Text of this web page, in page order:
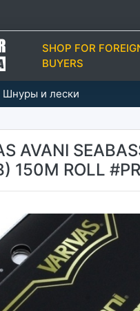
SHOP FOR
BUYERS
Шнуры и лески
AVANI
150M ROLL